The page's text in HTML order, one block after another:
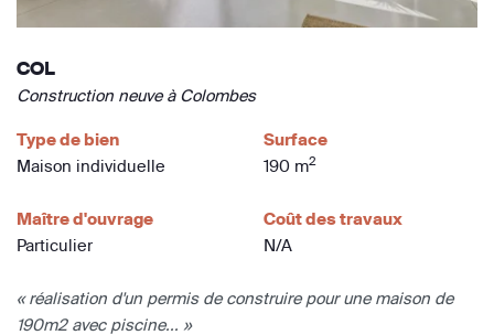
COL
Construction neuve à Colombes
Type de bien
Maison individuelle
Surface
190 m2
Maître d'ouvrage
Particulier
Coût des travaux
N/A
« réalisation d'un permis de construire pour une maison de
190m2 avec piscine... »